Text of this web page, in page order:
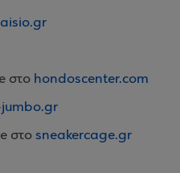
στο hondoscenter.com
στο sneakercage.gr